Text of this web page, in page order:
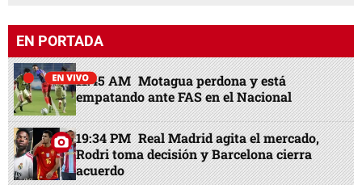
EN PORTADA
11:45 AM Motagua perdona y está
empatando ante FAS en el Nacional
19:34 PM Real Madrid agita el mercado,
Rodri toma decisión y Barcelona cierra
acuerdo